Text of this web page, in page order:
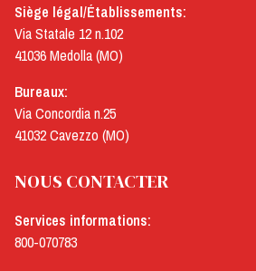
Siège légal/Établissements:
Via Statale 12 n.102
41036 Medolla (MO)
Bureaux:
Via Concordia n.25
41032 Cavezzo (MO)
NOUS CONTACTER
Services informations:
800-070783